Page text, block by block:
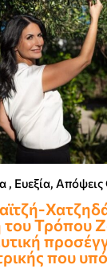
, Ευεξία,
του Τρόπου
που